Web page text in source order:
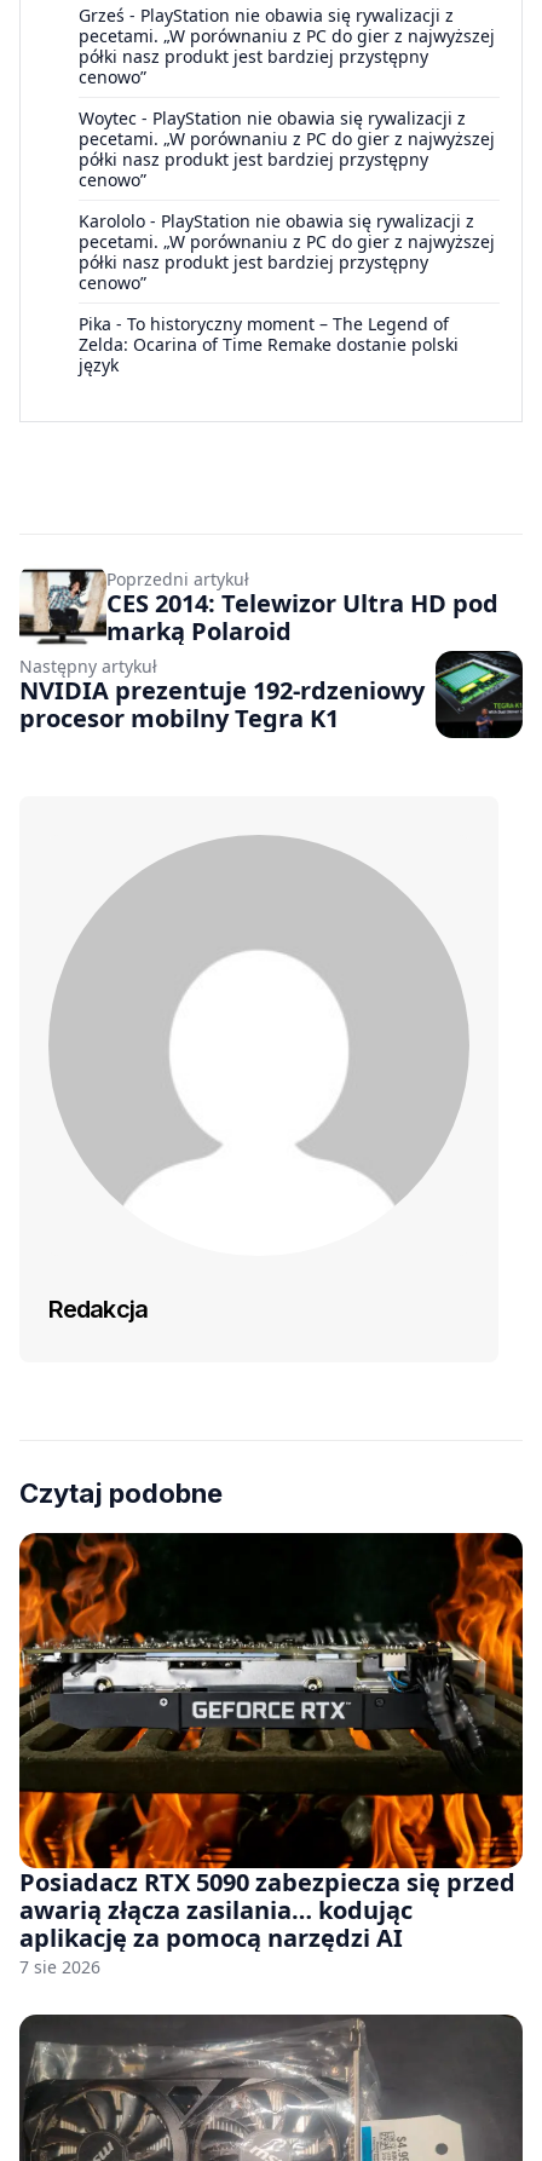
Grześ - PlayStation nie obawia się rywalizacji z
pecetami. „W porównaniu z PC do gier z najwyższej
półki nasz produkt jest bardziej przystępny
cenowo”
Woytec - PlayStation nie obawia się rywalizacji z
pecetami. „W porównaniu z PC do gier z najwyższej
półki nasz produkt jest bardziej przystępny
cenowo”
Karololo - PlayStation nie obawia się rywalizacji z
pecetami. „W porównaniu z PC do gier z najwyższej
półki nasz produkt jest bardziej przystępny
cenowo”
Pika - To historyczny moment – The Legend of
Zelda: Ocarina of Time Remake dostanie polski
język
Poprzedni artykuł
CES 2014: Telewizor Ultra HD pod
marką Polaroid
Następny artykuł
NVIDIA prezentuje 192-rdzeniowy
procesor mobilny Tegra K1
Redakcja
Czytaj podobne
Posiadacz RTX 5090 zabezpiecza się przed
awarią złącza zasilania… kodując
aplikację za pomocą narzędzi AI
7 sie 2026